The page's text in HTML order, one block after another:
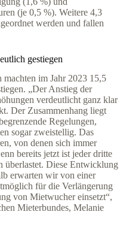
(je 0,5 %). Weitere 4,3
werden und fallen
gestiegen
im Jahr 2023 15,5
„Der Anstieg der
verdeutlicht ganz klar
Der Zusammenhang liegt
Regelungen,
sogar zweistellig. Das
von denen sich immer
bereits jetzt ist jeder dritte
überlastet. Diese Entwicklung
erwarten wir von einer
für die Verlängerung
von Mietwucher einsetzt“,
Mieterbundes, Melanie